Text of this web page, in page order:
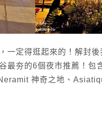
一定得逛起來的！解封
最夯的6個夜市推薦！包
神奇之地、